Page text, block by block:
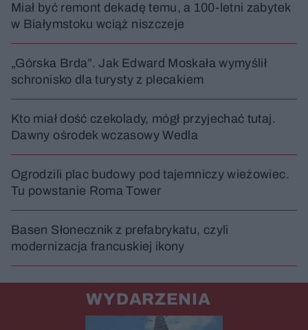
Miał być remont dekadę temu, a 100-letni zabytek
w Białymstoku wciąż niszczeje
„Górska Brda”. Jak Edward Moskała wymyślił
schronisko dla turysty z plecakiem
Kto miał dość czekolady, mógł przyjechać tutaj.
Dawny ośrodek wczasowy Wedla
Ogrodzili plac budowy pod tajemniczy wieżowiec.
Tu powstanie Roma Tower
Basen Słonecznik z prefabrykatu, czyli
modernizacja francuskiej ikony
WYDARZENIA